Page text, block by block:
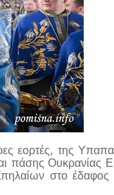
εορτές, της
πάσης Ουκρανίας
στο